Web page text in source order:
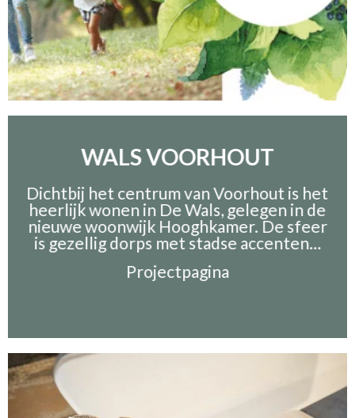
WALS VOORHOUT
Dichtbij het centrum van Voorhout is het
heerlijk wonen in De Wals, gelegen in de
nieuwe woonwijk Hooghkamer. De sfeer
is gezellig dorps met stadse accenten…
Projectpagina